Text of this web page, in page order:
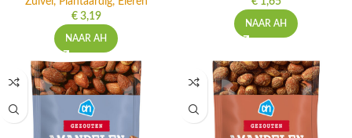
€3,19
NAAR AH
NAAR AH